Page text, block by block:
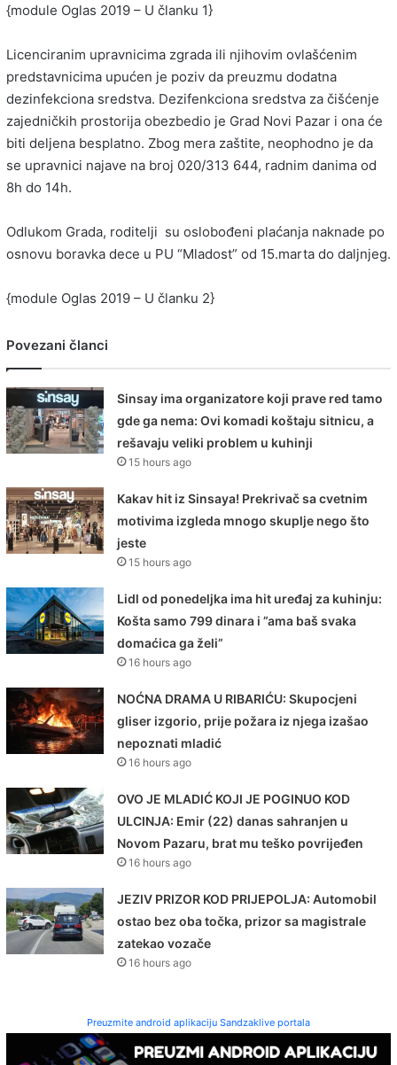
{module Oglas 2019 – U članku 1}
Licenciranim upravnicima zgrada ili njihovim ovlašćenim
predstavnicima upućen je poziv da preuzmu dodatna
dezinfekciona sredstva. Dezifenkciona sredstva za čišćenje
zajedničkih prostorija obezbedio je Grad Novi Pazar i ona će
biti deljena besplatno. Zbog mera zaštite, neophodno je da
se upravnici najave na broj 020/313 644, radnim danima od
8h do 14h.
Odlukom Grada, roditelji su oslobođeni plaćanja naknade po
osnovu boravka dece u PU “Mladost” od 15.marta do daljnjeg.
{module Oglas 2019 – U članku 2}
Povezani članci
Sinsay ima organizatore koji prave red tamo
gde ga nema: Ovi komadi koštaju sitnicu, a
rešavaju veliki problem u kuhinji
15 hours ago
Kakav hit iz Sinsaya! Prekrivač sa cvetnim
motivima izgleda mnogo skuplje nego što
jeste
15 hours ago
Lidl od ponedeljka ima hit uređaj za kuhinju:
Košta samo 799 dinara i ”ama baš svaka
domaćica ga želi”
16 hours ago
NOĆNA DRAMA U RIBARIĆU: Skupocjeni
gliser izgorio, prije požara iz njega izašao
nepoznati mladić
16 hours ago
OVO JE MLADIĆ KOJI JE POGINUO KOD
ULCINJA: Emir (22) danas sahranjen u
Novom Pazaru, brat mu teško povrijeđen
16 hours ago
JEZIV PRIZOR KOD PRIJEPOLJA: Automobil
ostao bez oba točka, prizor sa magistrale
zatekao vozače
16 hours ago
Preuzmite android aplikaciju Sandzaklive portala